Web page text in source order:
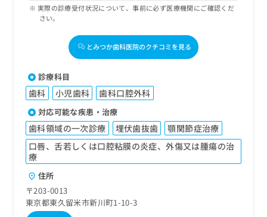
実際の診療受付状況について、事前に必ず医療機関にご確認くだ
さい。
とみつか歯科医院のクチコミを見る
診療科目
歯科 小児歯科 歯科口腔外科
対応可能な疾患・治療
歯科領域の一次診療 埋伏歯抜歯
顎関節症治療
口唇、舌若しくは口腔粘膜の炎症、外傷又は腫瘍の治
療
住所
〒203-0013
東京都東久留米市新川町1-10-3